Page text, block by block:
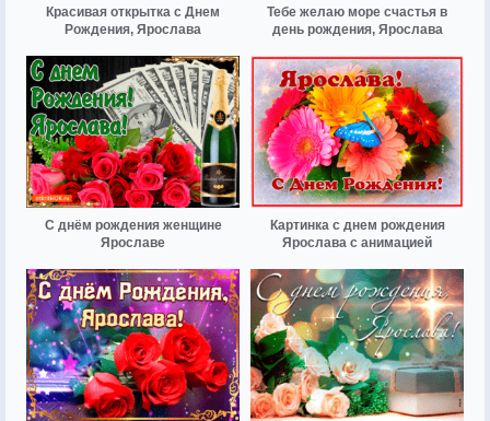
Красивая открытка с Днем
Рождения, Ярослава
Тебе желаю море счастья в
день рождения, Ярослава
С днём рождения женщине
Ярославе
Картинка с днем рождения
Ярослава с анимацией